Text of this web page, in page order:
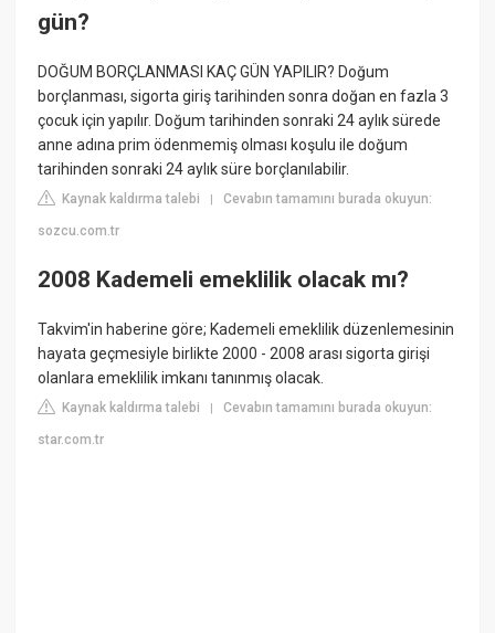
gün?
DOĞUM BORÇLANMASI KAÇ GÜN YAPILIR? Doğum
borçlanması, sigorta giriş tarihinden sonra doğan en fazla 3
çocuk için yapılır. Doğum tarihinden sonraki 24 aylık sürede
anne adına prim ödenmemiş olması koşulu ile doğum
tarihinden sonraki 24 aylık süre borçlanılabilir.
Kaynak kaldırma talebi |Cevabın tamamını burada okuyun:
sozcu.com.tr
2008 Kademeli emeklilik olacak mı?
Takvim'in haberine göre; Kademeli emeklilik düzenlemesinin
hayata geçmesiyle birlikte 2000 - 2008 arası sigorta girişi
olanlara emeklilik imkanı tanınmış olacak.
Kaynak kaldırma talebi |Cevabın tamamını burada okuyun:
star.com.tr